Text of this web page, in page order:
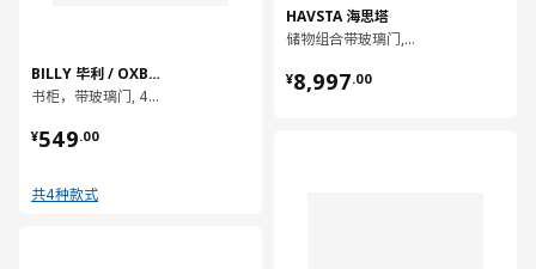
BILLY 毕利 / OXBERG 奥克伯
书柜，带玻璃门, 40x30x202 厘米
¥549.00
¥ 549.00
共4种款式
HAVSTA 海思塔
储物组合带玻璃门, 243x47x212 厘米
¥8,997.00
¥ 8997.00